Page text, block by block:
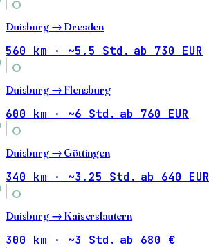
Duisburg → Dresden
560 km · ~5.5 Std. ab 730 EUR
Duisburg → Flensburg
600 km · ~6 Std. ab 760 EUR
Duisburg → Göttingen
340 km · ~3.25 Std. ab 640 EUR
Duisburg → Kaiserslautern
300 km · ~3 Std. ab 680 €